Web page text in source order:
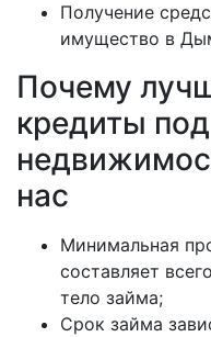
Получение
имущество в
Почему
кредиты
нас
Минимальная
составляет
тело займа;
Срок займа